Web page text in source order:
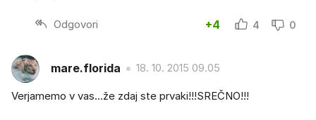
Odgovori +4 4 0
mare.florida 18. 10. 2015 09.05
Verjamemo v vas...že zdaj ste prvaki!!!SREČNO!!!